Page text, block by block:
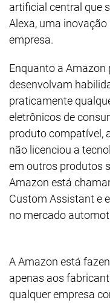
artificial central que
Alexa, uma
empresa.
Enquanto a Amazon
desenvolvam
praticamente
eletrônicos de
produto compatível,
não licenciou a
em outros produtos
Amazon está
Custom Assistant e
no mercado
A Amazon está
apenas aos
qualquer empresa